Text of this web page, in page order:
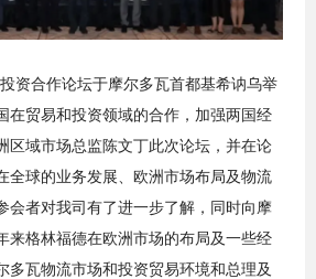
资合作论坛于摩尔多瓦首都基希讷乌举
在贸易和投资领域的合作，加强两国经
区域市场总监陈文丁此次论坛，并在论
全球的业务发展、欧洲市场布局及物流
会者对我司有了进一步了解，同时向摩
来格林福德在欧洲市场的布局及一些经
多瓦物流市场和投资贸易环境和总理及